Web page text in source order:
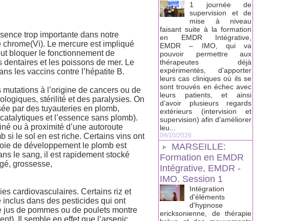
trop importante dans notre
Le mercure est impliqué
bloquer le fonctionnement de
et les poissons de mer. Le
les vaccins contre l’hépatite B.
à l’origine de cancers ou de
stérilité et des paralysies. On
par des tuyauteries en plomb,
et l’essence sans plomb).
ou à proximité d’une autoroute
si le sol en est riche. Certains vins ont
de développement le plomb est
le sang, il est rapidement stocké
grossesse,
cardiovasculaires. Certains riz et
inclus dans des pesticides qui ont
de pommes ou de poulets montre
Il semble en effet que l’arsenic
1 journée de
supervision et de
mise à niveau
faisant suite à la formation
en EMDR Intégrative,
EMDR – IMO, qui va
pouvoir permettre aux
thérapeutes déjà
expérimentés, d’apporter
leurs cas cliniques où ils se
sont trouvés en échec avec
leurs patients, et ainsi
d’avoir plusieurs regards
extérieurs (intervision et
supervision) afin d’améliorer
leu...
09/10/2026
MARSEILLE:
Formation en EMDR
Intégrative, EMDR -
IMO. Session 1
Intégration
d'éléments
d'hypnose
ericksonienne, de thérapie